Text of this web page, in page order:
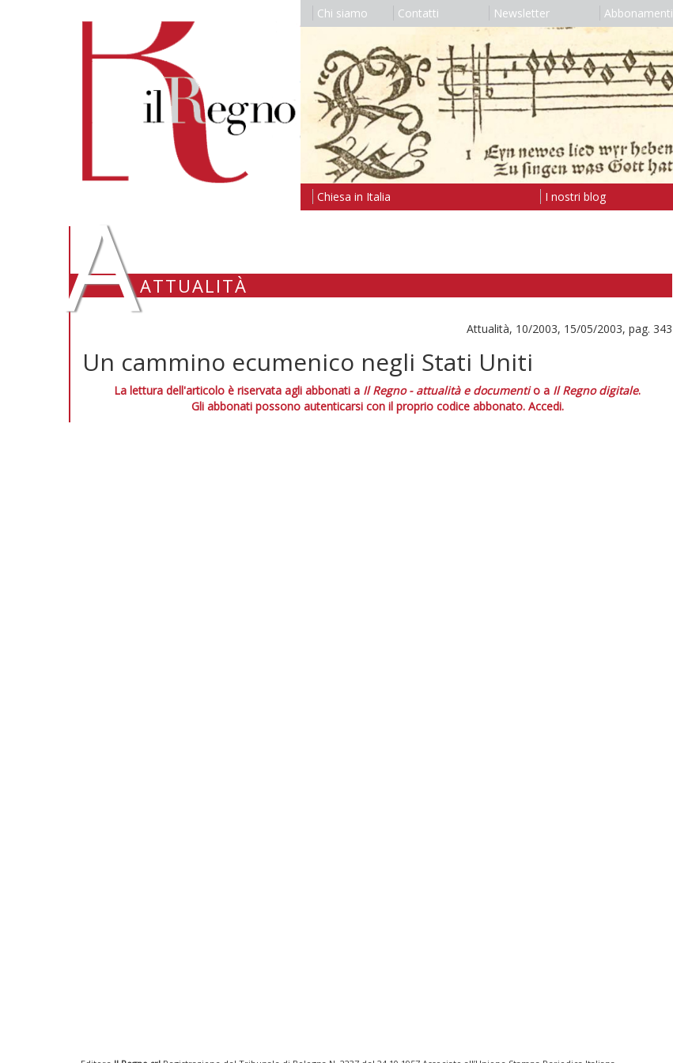
Chi siamo Contatti Newsletter Abbonamenti
Chiesa in Italia I nostri blog
AATTUALITÀ
Attualità, 10/2003, 15/05/2003, pag. 343
Un cammino ecumenico negli Stati Uniti
La lettura dell'articolo è riservata agli abbonati a Il Regno - attualità e documentio a Il Regno digitale.
Gli abbonati possono autenticarsi con il proprio codice abbonato. Accedi.